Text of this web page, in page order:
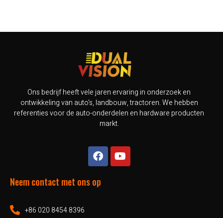
Ons bedrijf heeft vele jaren ervaring in onderzoek en
ontwikkeling van auto's, landbouw, tractoren. We hebben
referenties voor de auto-onderdelen en hardware producten
markt.
Neem contact met ons op
+86 020 8454 8396